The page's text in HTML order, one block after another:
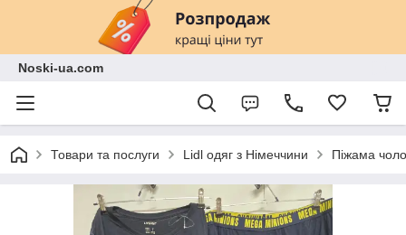
Noski-ua.com
Товари та послуги Lidl одяг з Німеччини Піжама